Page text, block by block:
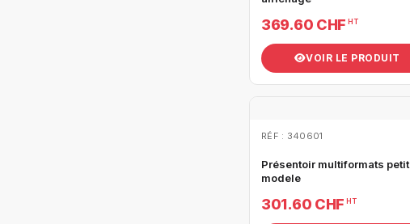
369.60 CHF HT
VOIR LE PRODUIT
RÉF : 340601
Présentoir multiformats petit
modele
301.60 CHF HT